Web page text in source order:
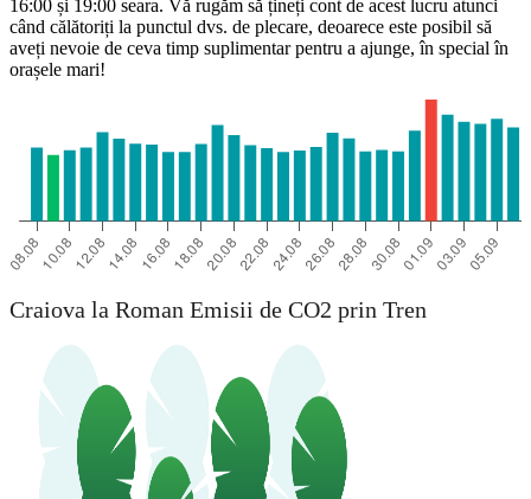
16:00 și 19:00 seara. Vă rugăm să țineți cont de acest lucru atunci
când călătoriți la punctul dvs. de plecare, deoarece este posibil să
aveți nevoie de ceva timp suplimentar pentru a ajunge, în special în
orașele mari!
Craiova la Roman Emisii de CO2 prin Tren